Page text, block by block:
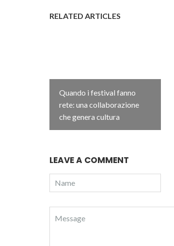
RELATED ARTICLES
Quando i festival fanno
rete: una collaborazione
che genera cultura
LEAVE A COMMENT